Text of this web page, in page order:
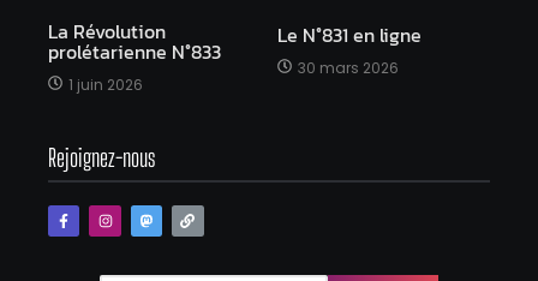
La Révolution
prolétarienne N°833
1 juin 2026
Le N°831 en ligne
30 mars 2026
Rejoignez-nous